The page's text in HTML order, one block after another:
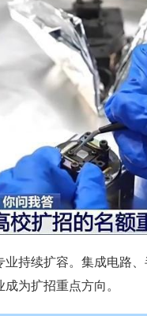
业持续扩容。集成电路
为扩招重点方向。